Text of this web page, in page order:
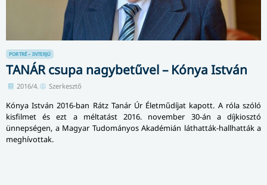
PORTRÉ – INTERJÚ
TANÁR csupa nagybetűvel – Kónya István
2016/4. Szerkesztő
Kónya István 2016-ban Rátz Tanár Úr Életműdíjat kapott. A róla szóló
kisfilmet és ezt a méltatást 2016. november 30-án a díjkiosztó
ünnepségen, a Magyar Tudományos Akadémián láthatták-hallhatták a
meghívottak.